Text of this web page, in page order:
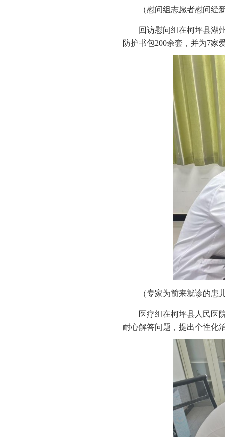
（慰问组志愿者慰问经
回访慰问组在柯坪县湖
防护书包200余套，并为7家
（专家为前来就诊的患
医疗组在柯坪县人民医
耐心解答问题，提出个性化